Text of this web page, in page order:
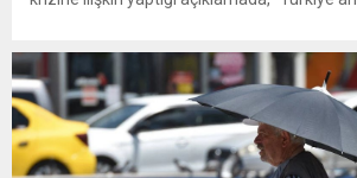
olun. Türkiye’yi...